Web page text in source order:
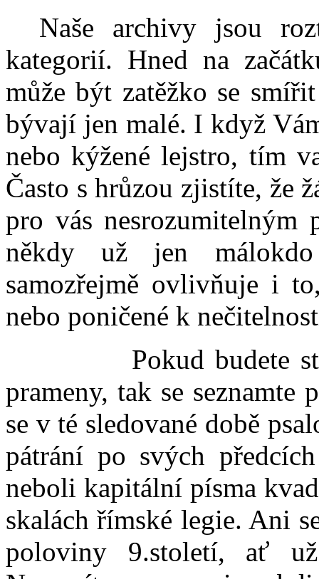
Naše archivy jsou
kategorií. Hned na
může být zatěžko se
bývají jen malé. I když
nebo kýžené lejstro, tím
Často s hrůzou zjistíte, že
pro vás nesrozumitelným
někdy už jen
samozřejmě ovlivňuje i
nebo poničené k
Pokud budete
prameny, tak se seznamte
se v té sledované době
pátrání po svých
neboli kapitální písma
skalách římské legie. Ani
poloviny 9.století, ať